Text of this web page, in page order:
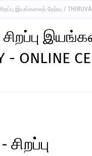
இயங்கலைத் தேர்வு /
- ONLINE